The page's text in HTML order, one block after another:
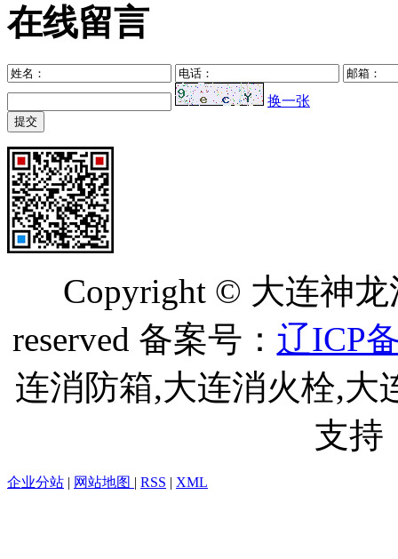
在线留言
换一张
Copyright © 大连神
reserved 备案号： 辽ICP
连消防箱,大连消火栓,大
支持
企业分站 | 网站地图 | RSS | XML